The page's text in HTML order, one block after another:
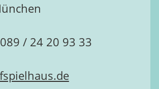
/ 24 20 93 33